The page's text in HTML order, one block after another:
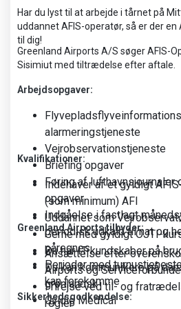
Har du lyst til at arbejde i tårnet på
uddannet AFIS-operatør, så er der en
til dig!
Greenland Airports A/S søger AFIS-
Sisimiut med tiltrædelse efter aftale.
Arbejdsopgaver:
alarmeringstjeneste
Vejrobservationstjeneste
Briefing opgaver
Føring af lufthavnsjournaler
opgaver
Indgåelse i fastlagt
periodisk udkald til nat og
påregnes
Perioder med
kan forekomme
Kvalifikationer:
Indehaver af et gyldigt
(som minimum) AFI
Uddannet som
Gerne med gyldigt OJTI-
Du har IT-kundskaber på
Du kan kommunikere på
grønlandsk
Gyldig Medical
Greenland Airports tilbyder:
Ansættelse efter
Airports og
Frirejse ved til- og
regler
Sikkerhedsgodkendelse: